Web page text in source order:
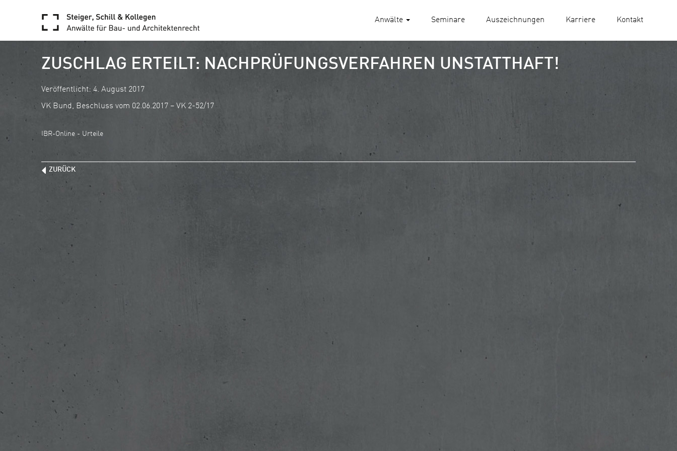
Anwälte Seminare Auszeichnungen Karriere Kontakt
ZUSCHLAG ERTEILT: NACHPRÜFUNGSVERFAHREN UNSTATTHAFT!
Veröffentlicht: 4. August 2017
VK Bund, Beschluss vom 02.06.2017 – VK 2-52/17
IBR-Online - Urteile
ZURÜCK